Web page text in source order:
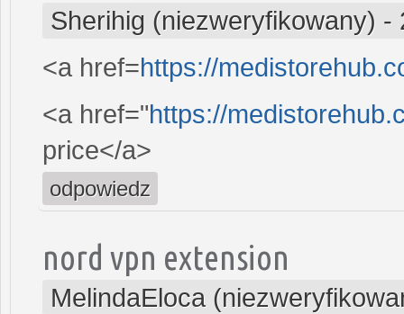
Sherihig (niezweryfikowany) -
<a href=https://
<a href="https://
price</a>
odpowiedz
nord vpn extension
MelindaEloca